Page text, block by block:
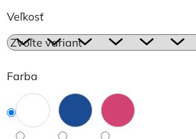
Veľkosť
Farba